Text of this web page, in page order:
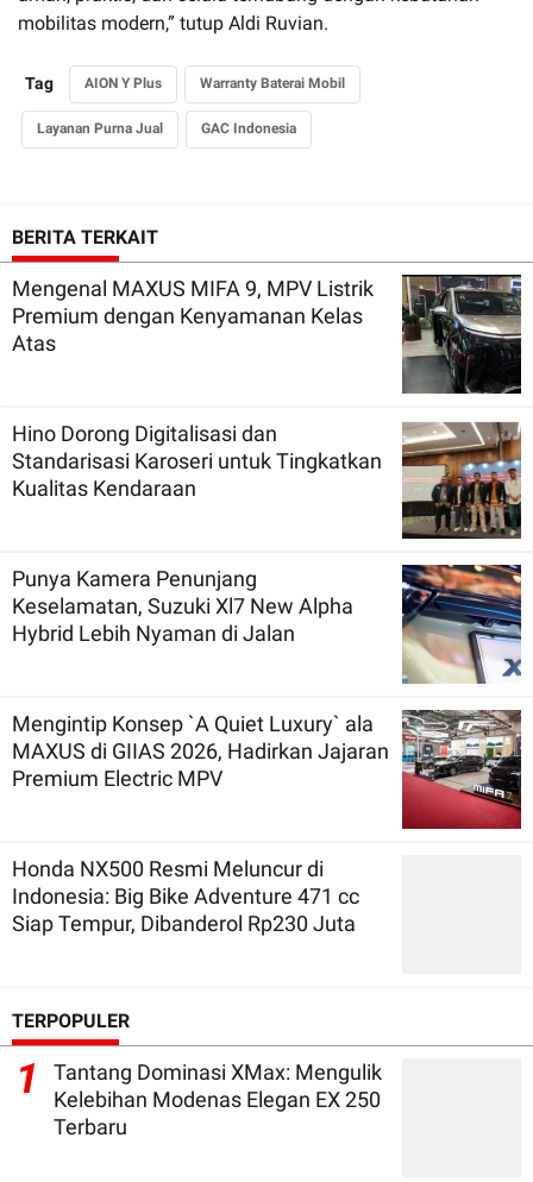
mobilitas modern,” tutup Aldi Ruvian.
Tag AION Y Plus Warranty Baterai Mobil
Layanan Purna Jual GAC Indonesia
BERITA TERKAIT
Mengenal MAXUS MIFA 9, MPV Listrik
Premium dengan Kenyamanan Kelas
Atas
Hino Dorong Digitalisasi dan
Standarisasi Karoseri untuk Tingkatkan
Kualitas Kendaraan
Punya Kamera Penunjang
Keselamatan, Suzuki Xl7 New Alpha
Hybrid Lebih Nyaman di Jalan
Mengintip Konsep `A Quiet Luxury` ala
MAXUS di GIIAS 2026, Hadirkan Jajaran
Premium Electric MPV
Honda NX500 Resmi Meluncur di
Indonesia: Big Bike Adventure 471 cc
Siap Tempur, Dibanderol Rp230 Juta
TERPOPULER
1
Tantang Dominasi XMax: Mengulik
Kelebihan Modenas Elegan EX 250
Terbaru